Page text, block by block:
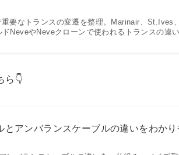
要なトランスの変遷を整理。Marinair、St.Ives
NeveやNeveクローンで使われるトランスの違
ら👇
とアンバランスケーブルの違いをわか